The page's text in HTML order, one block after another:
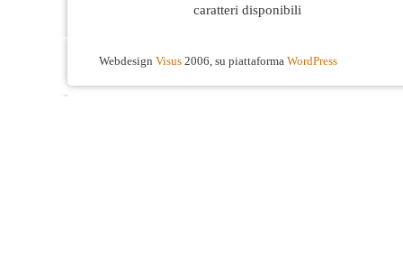
caratteri disponibili
Webdesign Visus 2006, su piattaforma WordPress